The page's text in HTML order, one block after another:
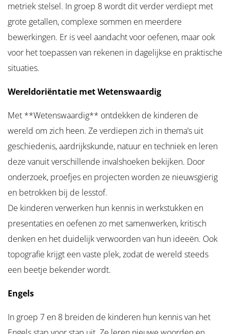
metriek stelsel. In groep 8 wordt dit verder verdiept met
grote getallen, complexe sommen en meerdere
bewerkingen. Er is veel aandacht voor oefenen, maar ook
voor het toepassen van rekenen in dagelijkse en praktische
situaties.
Wereldoriëntatie met Wetenswaardig
Met **Wetenswaardig** ontdekken de kinderen de
wereld om zich heen. Ze verdiepen zich in thema’s uit
geschiedenis, aardrijkskunde, natuur en techniek en leren
deze vanuit verschillende invalshoeken bekijken. Door
onderzoek, proefjes en projecten worden ze nieuwsgierig
en betrokken bij de lesstof.
De kinderen verwerken hun kennis in werkstukken en
presentaties en oefenen zo met samenwerken, kritisch
denken en het duidelijk verwoorden van hun ideeën. Ook
topografie krijgt een vaste plek, zodat de wereld steeds
een beetje bekender wordt.
Engels
In groep 7 en 8 breiden de kinderen hun kennis van het